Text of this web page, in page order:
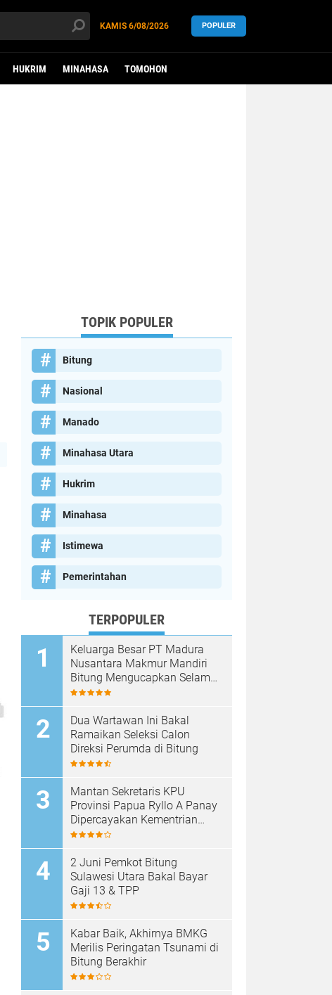
KAMIS 6/08/2026 POPULER
HUKRIM MINAHASA TOMOHON
TOPIK POPULER
Bitung
Nasional
Manado
Minahasa Utara
Hukrim
Minahasa
Istimewa
Pemerintahan
TERPOPULER
Keluarga Besar PT Madura
Nusantara Makmur Mandiri
Bitung Mengucapkan Selamat
HUT Bhayangkara ke-80
Dua Wartawan Ini Bakal
Ramaikan Seleksi Calon
Direksi Perumda di Bitung
Mantan Sekretaris KPU
Provinsi Papua Ryllo A Panay
Dipercayakan Kementrian
ESDM RI Menjabat Direktur
Bukti
2 Juni Pemkot Bitung
Sulawesi Utara Bakal Bayar
Gaji 13 & TPP
Kabar Baik, Akhirnya BMKG
Merilis Peringatan Tsunami di
Bitung Berakhir